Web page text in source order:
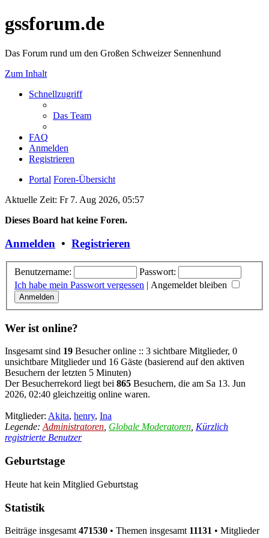
gssforum.de
Das Forum rund um den Großen Schweizer Sennenhund
Zum Inhalt
Schnellzugriff
Das Team
FAQ
Anmelden
Registrieren
Portal Foren-Übersicht
Aktuelle Zeit: Fr 7. Aug 2026, 05:57
Dieses Board hat keine Foren.
Anmelden • Registrieren
Benutzername:
Passwort:
Ich habe mein Passwort vergessen | Angemeldet bleiben
Wer ist online?
Insgesamt sind 19 Besucher online :: 3 sichtbare Mitglieder, 0
unsichtbare Mitglieder und 16 Gäste (basierend auf den aktiven
Besuchern der letzten 5 Minuten)
Der Besucherrekord liegt bei 865 Besuchern, die am Sa 13. Jun
2026, 02:40 gleichzeitig online waren.
Mitglieder: Akita, henry, Ina
Legende: Administratoren Globale Moderatoren Kürzlich
registrierte Benutzer
Geburtstage
Heute hat kein Mitglied Geburtstag
Statistik
Beiträge insgesamt 471530 • Themen insgesamt 11131 • Mitglieder